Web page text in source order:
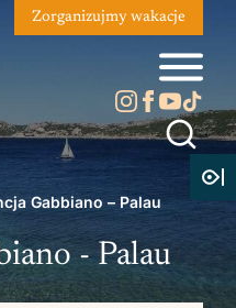
Zorganizujmy wakacje
Gabbiano – Palau
- Palau